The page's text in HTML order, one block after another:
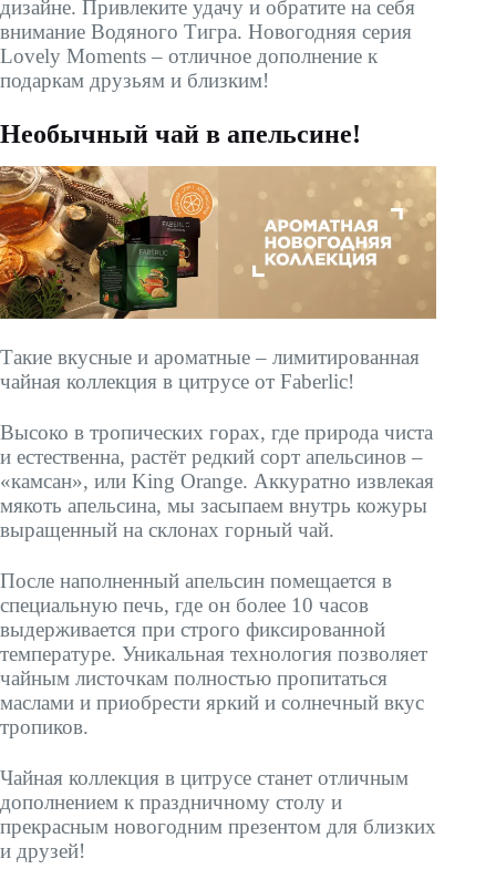
дизайне. Привлеките удачу и обратите на себя
внимание Водяного Тигра. Новогодняя серия
Lovely Moments – отличное дополнение к
подаркам друзьям и близким!
Необычный чай в апельсине!
Такие вкусные и ароматные – лимитированная
чайная коллекция в цитрусе от Faberlic!
Высоко в тропических горах, где природа чиста
и естественна, растёт редкий сорт апельсинов –
«камсан», или King Orange. Аккуратно извлекая
мякоть апельсина, мы засыпаем внутрь кожуры
выращенный на склонах горный чай.
После наполненный апельсин помещается в
специальную печь, где он более 10 часов
выдерживается при строго фиксированной
температуре. Уникальная технология позволяет
чайным листочкам полностью пропитаться
маслами и приобрести яркий и солнечный вкус
тропиков.
Чайная коллекция в цитрусе станет отличным
дополнением к праздничному столу и
прекрасным новогодним презентом для близких
и друзей!